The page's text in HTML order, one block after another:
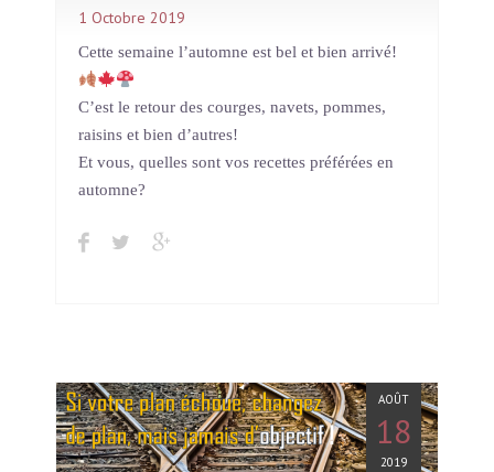
1 Octobre 2019
In Institut Light Motiv
Cette semaine l’automne est bel et bien arrivé!
C’est le retour des courges, navets, pommes,
raisins et bien d’autres!
Et vous, quelles sont vos recettes préférées en
automne?
AOÛT
18
2019